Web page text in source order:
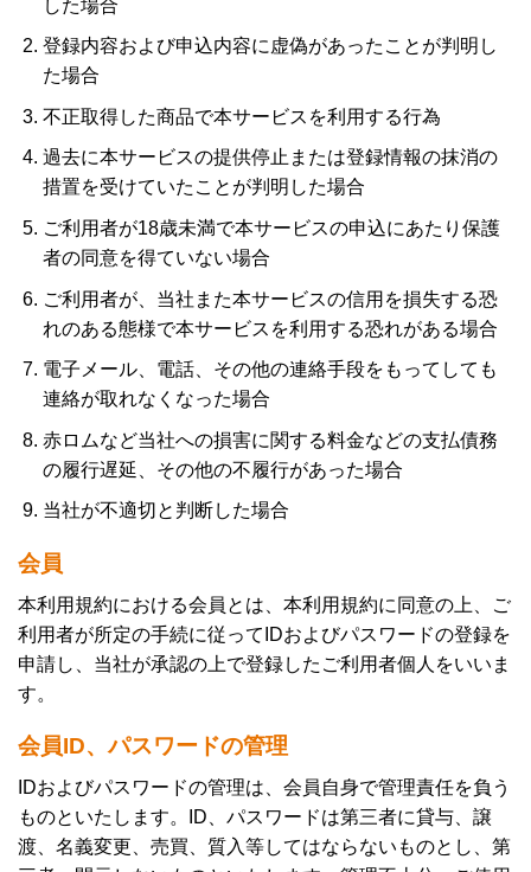
した場合
登録内容および申込内容に虚偽があったことが判明し
た場合
不正取得した商品で本サービスを利用する行為
過去に本サービスの提供停止または登録情報の抹消の
措置を受けていたことが判明した場合
ご利用者が18歳未満で本サービスの申込にあたり保護
者の同意を得ていない場合
ご利用者が、当社また本サービスの信用を損失する恐
れのある態様で本サービスを利用する恐れがある場合
電子メール、電話、その他の連絡手段をもってしても
連絡が取れなくなった場合
赤ロムなど当社への損害に関する料金などの支払債務
の履行遅延、その他の不履行があった場合
当社が不適切と判断した場合
会員
本利用規約における会員とは、本利用規約に同意の上、ご
利用者が所定の手続に従ってIDおよびパスワードの登録を
申請し、当社が承認の上で登録したご利用者個人をいいま
す。
会員ID、パスワードの管理
IDおよびパスワードの管理は、会員自身で管理責任を負う
ものといたします。ID、パスワードは第三者に貸与、譲
渡、名義変更、売買、質入等してはならないものとし、第